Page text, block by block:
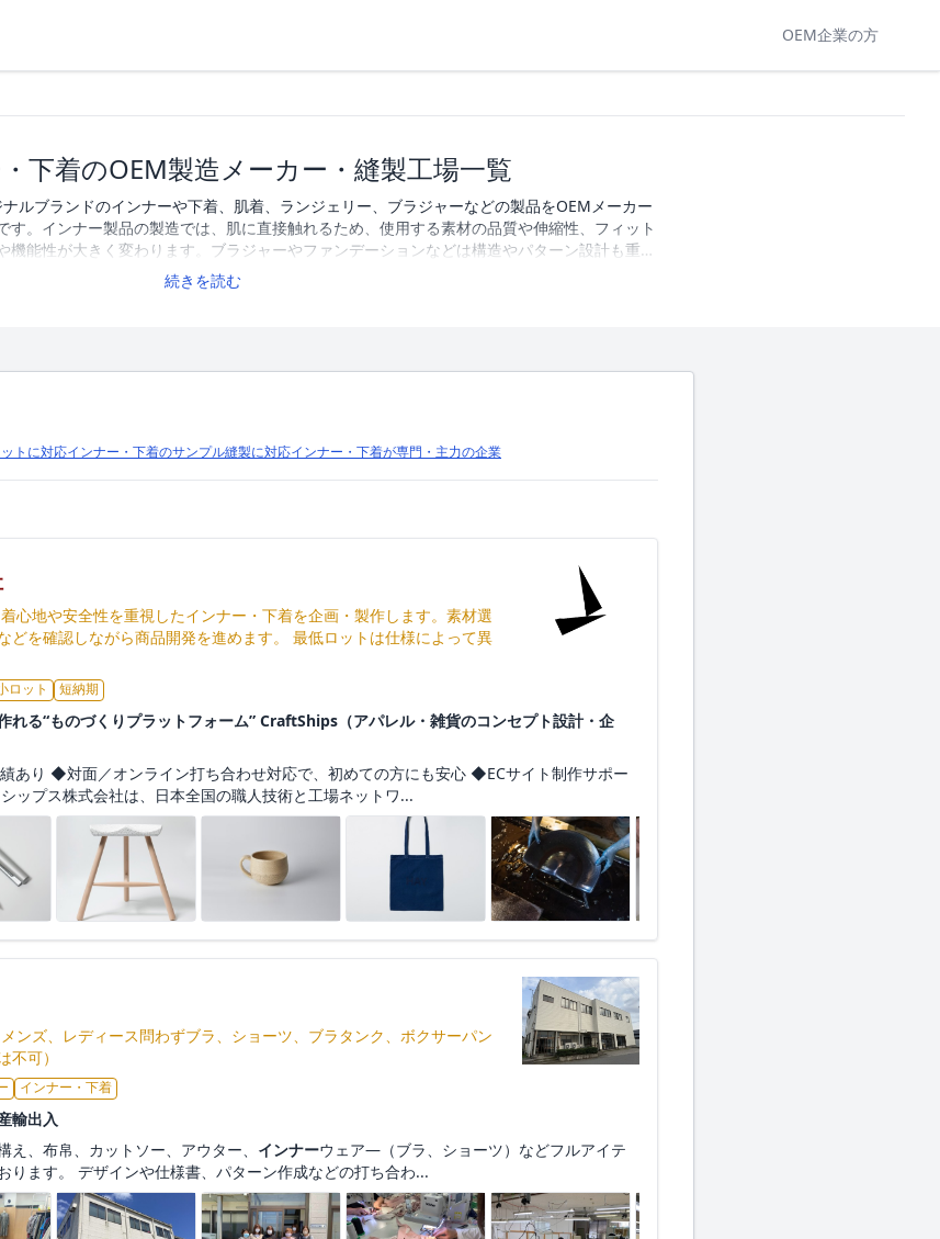
OEM企業の方
下着のOEM製造メーカー・縫製工場一覧
ルブランドのインナーや下着、肌着、ランジェリー、ブラジャーなどの製品をOEMメーカー
す。インナー製品の製造では、肌に直接触れるため、使用する素材の品質や伸縮性、フィット
機能性が大きく変わります。ブラジャーやファンデーションなどは構造やパターン設計も重要
ナー・下着を製造する際は、サンプル作成への対応や小ロット生産の可否、得意とする素材や
カーや縫製工場を選ぶことが重要です。アパレルOEM検索では、インナー・下着製品の製造
続きを読む
トに対応インナー・下着のサンプル縫製に対応インナー・下着が専門・主力の企業
着心地や安全性を重視したインナー・下着を企画・製作します。素材選
どを確認しながら商品開発を進めます。 最低ロットは仕様によって異
ロット 短納期
れる“ものづくりプラットフォーム” CraftShips（アパレル・雑貨のコンセプト設計・企
あり ◆対面／オンライン打ち合わせ対応で、初めての方にも安心 ◆ECサイト制作サポー
ップス株式会社は、日本全国の職人技術と工場ネットワ...
メンズ、レディース問わずブラ、ショーツ、ブラタンク、ボクサーパン
可）
インナー・下着
輸出入
、布帛、カットソー、アウター、 インナーウェア―（ブラ、ショーツ）などフルアイテ
ります。 デザインや仕様書、パターン作成などの打ち合わ...